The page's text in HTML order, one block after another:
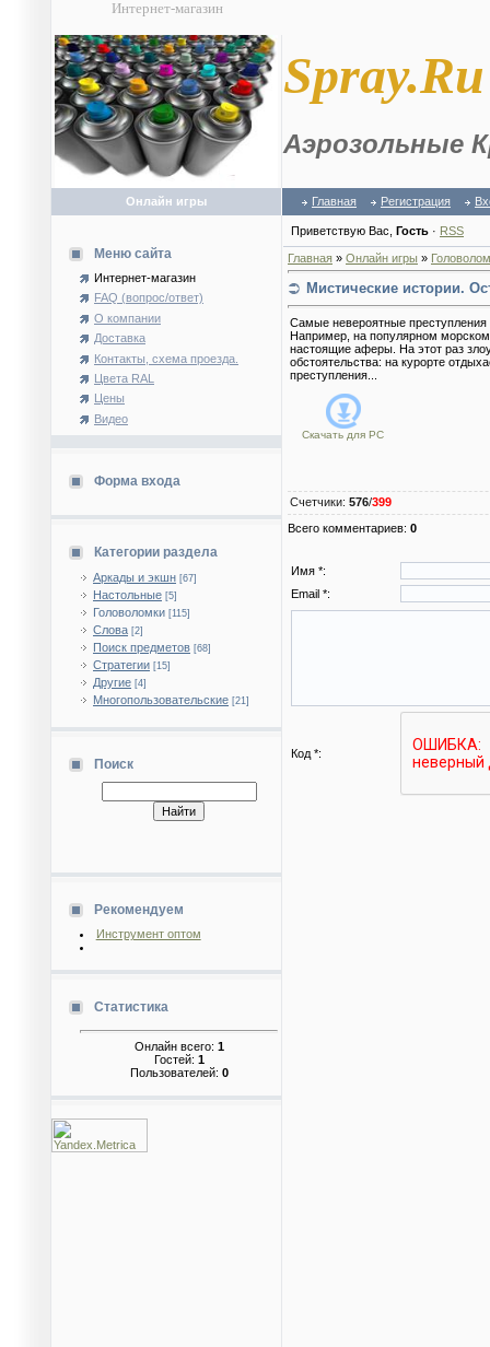
Интернет-магазин
Spray.Ru
Аэрозольные
Онлайн игры Главная Регистрация
Меню сайта
Интернет-магазин
FAQ (вопрос/ответ)
О компании
Доставка
Контакты, схема проезда.
Цвета RAL
Цены
Видео
Форма входа
Категории раздела
Аркады и экшн [67]
Настольные [5]
Головоломки [115]
Слова [2]
Поиск предметов [68]
Стратегии [15]
Другие [4]
Многопользовательские [21]
Поиск
Рекомендуем
Инструмент оптом
Статистика
Онлайн всего: 1
Гостей: 1
Пользователей: 0
Приветствую Вас Гость · RSS
Главная » Онлайн игры »
Мистические истории.
Самые невероятные
Например, на популярном
настоящие аферы. На этот раз
обстоятельства: на курорте
преступления...
Скачать для PC
Счетчики: 576/399
Всего комментариев: 0
Имя *:
Email *:
Код *: